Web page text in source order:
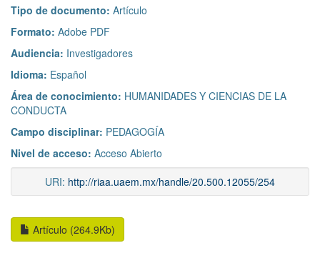
Tipo de documento: Artículo
Formato: Adobe PDF
Audiencia: Investigadores
Idioma: Español
Área de conocimiento: HUMANIDADES Y CIENCIAS DE LA
CONDUCTA
Campo disciplinar: PEDAGOGÍA
Nivel de acceso: Acceso Abierto
URI: http://riaa.uaem.mx/handle/20.500.12055/254
Artículo (264.9Kb)